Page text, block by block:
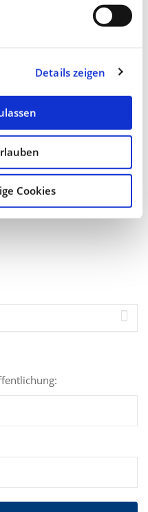
Details zeigen
Cookies
ist, kann die Pflanze
Stickstoff aufnehmen.
Technische
Streifenkrankheit im
Getreide – ...